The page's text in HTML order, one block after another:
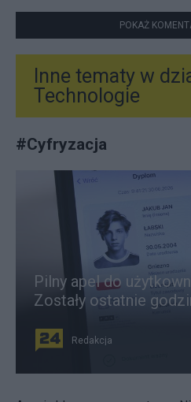
POKAŻ
Inne tematy w
Technologie
#Cyfryzacja
Pilny apel do
Zostały ostatnie
Redakcja